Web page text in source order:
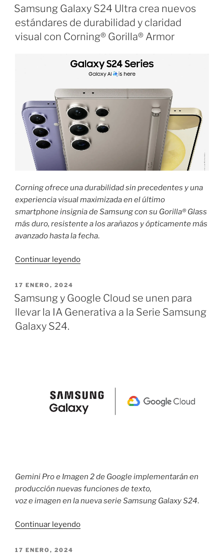
EL
Samsung Galaxy S24 Ultra crea nuevos
estándares de durabilidad y claridad
visual con Corning® Gorilla® Armor
Corning ofrece una durabilidad sin precedentes y una
experiencia visual maximizada en el último
smartphone insignia de Samsung con su Gorilla® Glass
más duro, resistente a los arañazos y ópticamente más
avanzado hasta la fecha.
Continuar leyendo«Samsung
Ultra
nuevos
visual
con
Corning®
PUBLICADO
EL
17 ENERO, 2024
Samsung y Google Cloud se unen para
llevar la IA Generativa a la Serie Samsung
Galaxy S24.
Gemini Pro e Imagen 2 de Google implementarán en
producción nuevas funciones de texto,
voz e imagen en la nueva serie Samsung Galaxy S24.
Continuar leyendo«Samsung
PUBLICADO
17 ENERO, 2024